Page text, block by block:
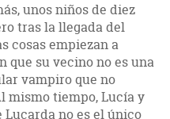
unos niños de diez
tras la llegada del
cosas empiezan a
que su vecino no es una
vampiro que no
mismo tiempo, Lucía y
Lucarda no es el único